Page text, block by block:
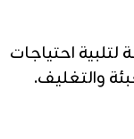
احتياجات
والتغليف.